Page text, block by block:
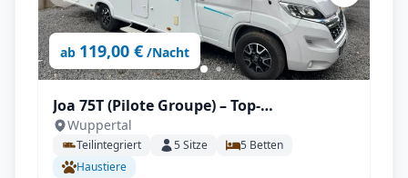
ab 119,00 € /Nacht
Joa 75T (Pilote Groupe) – Top-
ausgestattetes Wohnmobil mit
Längstbetten, Klimaanalge, SAT & TV,
große Heckgarge
Wuppertal
Teilintegriert 5Sitze 5 Betten
Haustiere